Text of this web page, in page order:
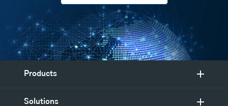
Products
Solutions